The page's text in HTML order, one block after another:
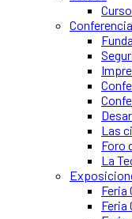
Las
Foro
La
Feria
Feria